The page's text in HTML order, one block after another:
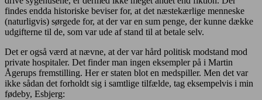
findes endda historiske beviser for, at det næstekærlige menneske
(naturligvis) sørgede for, at der var en sum penge, der kunne dække
udgifterne til de, som var ude af stand til at betale selv.
Det er også værd at nævne, at der var hård politisk modstand mod
private hospitaler. Det finder man ingen eksempler på i Martin
Ågerups fremstilling. Her er staten blot en medspiller. Men det var
ikke sådan det forholdt sig i samtlige tilfælde, tag eksempelvis i min
fødeby, Esbjerg: